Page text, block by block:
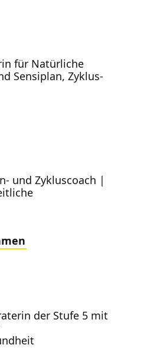
für Natürliche
Sensiplan, Zyklus-
und Zykluscoach |
der Stufe 5 mit